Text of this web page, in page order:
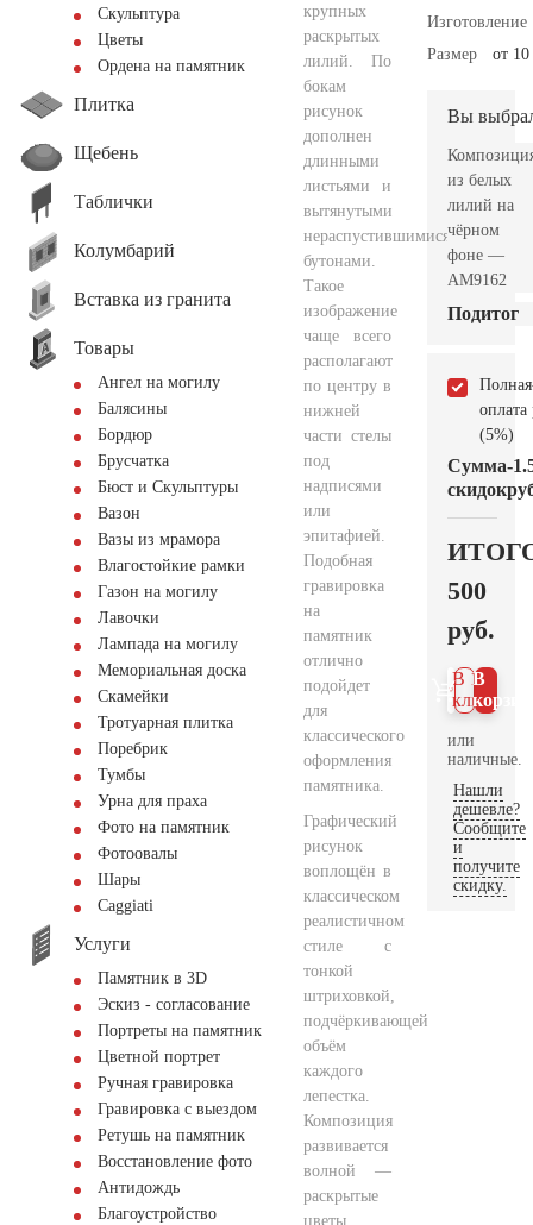
Скульптура
Цветы
Ордена на памятник
Плитка
Щебень
Таблички
Колумбарий
Вставка из гранита
Товары
Ангел на могилу
Балясины
Бордюр
Брусчатка
Бюст и Скульптуры
Вазон
Вазы из мрамора
Влагостойкие рамки
Газон на могилу
Лавочки
Лампада на могилу
Мемориальная доска
Скамейки
Тротуарная плитка
Поребрик
Тумбы
Урна для праха
Фото на памятник
Фотоовалы
Шары
Сaggiati
Услуги
Памятник в 3D
Эскиз - согласование
Портреты на памятник
Цветной портрет
Ручная гравировка
Гравировка с выездом
Ретушь на памятник
Восстановление фото
Антидождь
Благоустройство
крупных
раскрытых
лилий. По
бокам
рисунок
дополнен
длинными
листьями и
вытянутыми
нераспустившимися
бутонами.
Такое
изображение
чаще всего
располагают
по центру в
нижней
части стелы
под
надписями
или
эпитафией.
Подобная
гравировка
на
памятник
отлично
подойдет
для
классического
оформления
памятника.
Графический
рисунок
воплощён в
классическом
реалистичном
стиле с
тонкой
штриховкой,
подчёркивающей
объём
каждого
лепестка.
Композиция
развивается
волной —
раскрытые
цветы
Изготовление
Размер
от
Вы
из белых
лилий на
чёрном
фоне —
AM9162
Подитог
Полная
оплата
(5%)
Сумма
скидок
-
500
руб.
В
В 1
клик
или
наличные.
Нашли
дешевле?
Сообщите
и
получите
скидку.